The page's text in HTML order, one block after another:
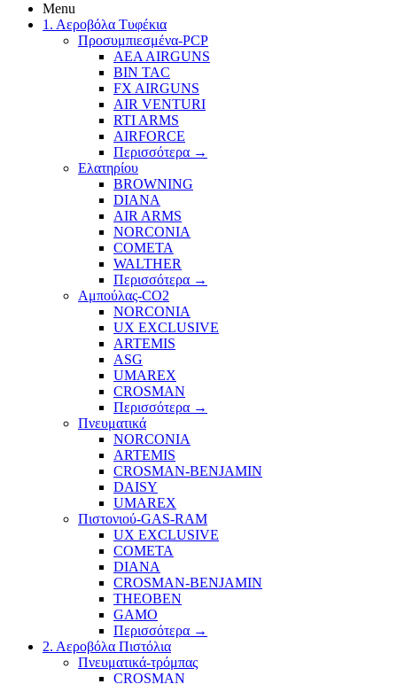
Menu
1. Αεροβόλα Τυφέκια
Προσυμπιεσμένα-PCP
AEA AIRGUNS
BIN TAC
FX AIRGUNS
AIR VENTURI
RTI ARMS
AIRFORCE
Περισσότερα →
Ελατηρίου
BROWNING
DIANA
AIR ARMS
NORCONIA
COMETA
WALTHER
Περισσότερα →
Αμπούλας-CO2
NORCONIA
UX EXCLUSIVE
ARTEMIS
ASG
UMAREX
CROSMAN
Περισσότερα →
Πνευματικά
NORCONIA
ARTEMIS
CROSMAN-BENJAMIN
DAISY
UMAREX
Πιστονιού-GAS-RAM
UX EXCLUSIVE
COMETA
DIANA
CROSMAN-BENJAMIN
THEOBEN
GAMO
Περισσότερα →
2. Αεροβόλα Πιστόλια
Πνευματικά-τρόμπας
CROSMAN